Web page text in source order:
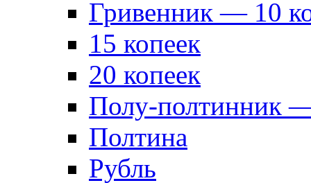
Гривенник — 10
15 копеек
20 копеек
Полу-полтинник
Полтина
Рубль